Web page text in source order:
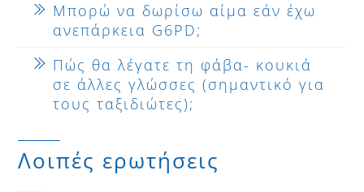
Μπορώ να δωρίσω αίμα εάν έχω
ανεπάρκεια G6PD;
Πώς θα λέγατε τη φάβα- κουκιά
σε άλλες γλώσσες (σημαντικό για
τους ταξιδιώτες);
Λοιπές ερωτήσεις